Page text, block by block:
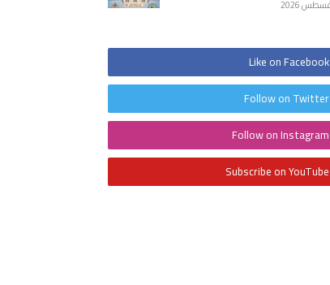
Like on Facebook
Follow on Twitter
Follow on Instagram
Subscribe on YouTube